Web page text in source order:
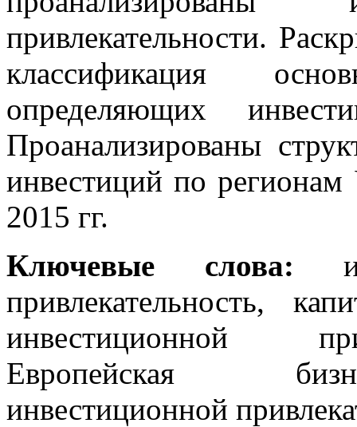
привлекательности.
классификация
определяющих
Проанализированы
инвестиций по
2015 гг.
Ключевые слова:
привлекательность,
инвестиционной
Европeйcкая
инвестиционной